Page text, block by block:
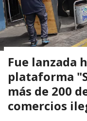
Fue lanzada
plataforma
más de 200
comercios